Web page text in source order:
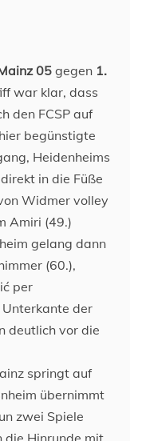
05 gegen 1.
war klar, dass
den FCSP auf
begünstigte
Heidenheims
in die Füße
Widmer volley
Amiri (49.)
gelang dann
(60.),
per
der
deutlich vor die
springt auf
übernimmt
zwei Spiele